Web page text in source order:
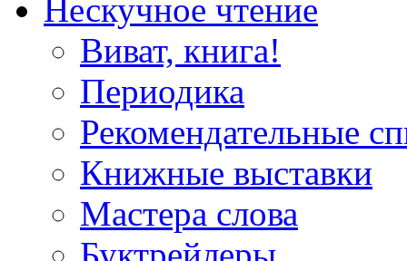
Нескучное чтение
Виват, книга!
Периодика
Рекомендательные
Книжные выставки
Мастера слова